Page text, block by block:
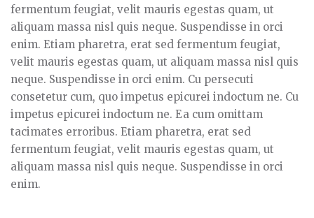
fermentum feugiat, velit mauris egestas quam, ut
aliquam massa nisl quis neque. Suspendisse in orci
enim. Etiam pharetra, erat sed fermentum feugiat,
velit mauris egestas quam, ut aliquam massa nisl quis
neque. Suspendisse in orci enim. Cu persecuti
consetetur cum, quo impetus epicurei indoctum ne. Cu
impetus epicurei indoctum ne. Ea cum omittam
tacimates erroribus. Etiam pharetra, erat sed
fermentum feugiat, velit mauris egestas quam, ut
aliquam massa nisl quis neque. Suspendisse in orci
enim.